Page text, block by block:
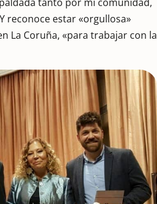
reconoce estar «orgullosa»
La Coruña, «para trabajar con la